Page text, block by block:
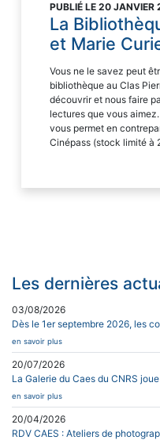
PUBLIÉ LE 20 JANVIER
La
et Marie
Vous ne le savez peut
bibliothèque au Clas
découvrir et nous faire
lectures que vous
vous permet en
Cinépass (stock limité à
Les dernières
03/08/2026
Dès le 1er septembre 2026, les
en savoir plus
20/07/2026
La Galerie du Caes du CNRS
en savoir plus
20/04/2026
RDV CAES : Ateliers de